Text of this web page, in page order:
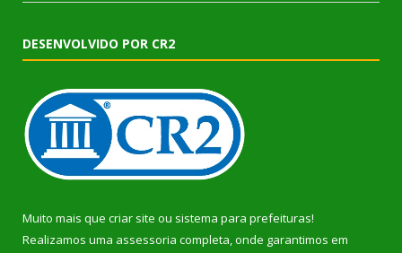
DESENVOLVIDO POR CR2
Muito mais que criar site ou sistema para prefeituras!
Realizamos uma assessoria completa, onde garantimos em